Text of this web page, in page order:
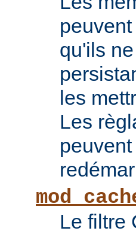
qu'ils
les
Les
Le filtre